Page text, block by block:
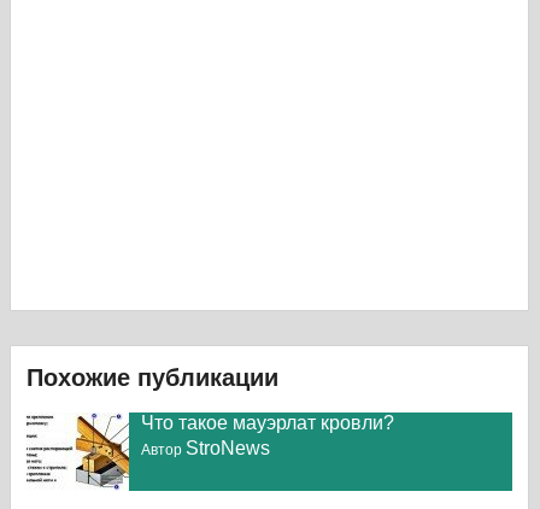
Похожие публикации
Что такое мауэрлат кровли?
Автор StroNews